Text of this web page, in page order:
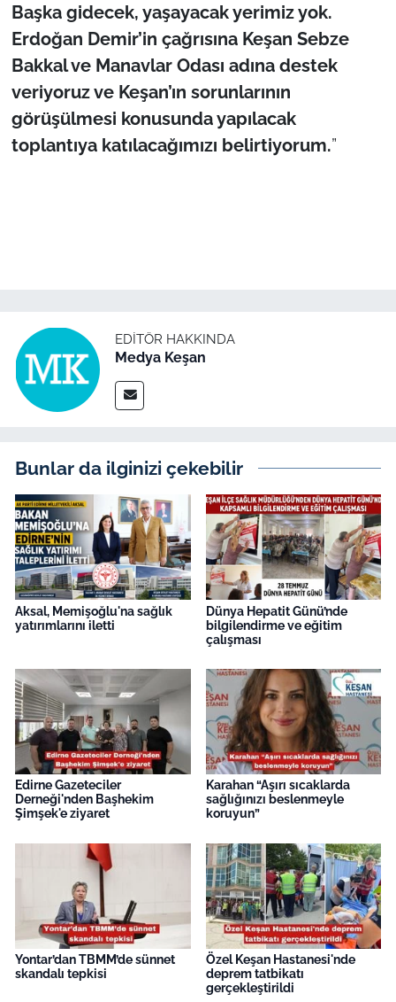
Başka gidecek, yaşayacak yerimiz yok.
Erdoğan Demir’in çağrısına Keşan Sebze
Bakkal ve Manavlar Odası adına destek
veriyoruz ve Keşan’ın sorunlarının
görüşülmesi konusunda yapılacak
toplantıya katılacağımızı belirtiyorum.”
EDITÖR HAKKINDA
Medya Keşan
Bunlar da ilginizi çekebilir
Aksal, Memişoğlu'na sağlık
yatırımlarını iletti
Dünya Hepatit Günü’nde
bilgilendirme ve eğitim
çalışması
Edirne Gazeteciler
Derneği'nden Başhekim
Şimşek'e ziyaret
Karahan “Aşırı sıcaklarda
sağlığınızı beslenmeyle
koruyun”
Yontar’dan TBMM’de sünnet
skandalı tepkisi
Özel Keşan Hastanesi'nde
deprem tatbikatı
gerçekleştirildi